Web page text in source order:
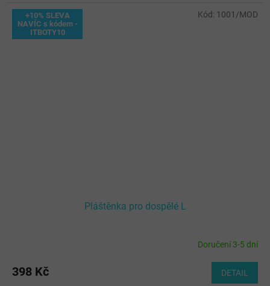
+10% SLEVA
NAVÍC s kódem -
ITBOTY10
Pláštěnka pro dospělé L
produktu
Doručení 3-5 dní
398 Kč DETAIL
Kód: 1001/MOD